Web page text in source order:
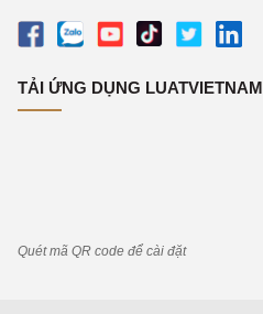
TẢI ỨNG DỤNG LUATVIETNAM
Quét mã QR code để cài đặt